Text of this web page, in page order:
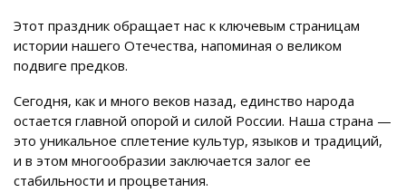
Этот праздник обращает нас к ключевым страницам
истории нашего Отечества, напоминая о великом
подвиге предков.
Сегодня, как и много веков назад, единство народа
остается главной опорой и силой России. Наша страна —
это уникальное сплетение культур, языков и традиций,
и в этом многообразии заключается залог ее
стабильности и процветания.